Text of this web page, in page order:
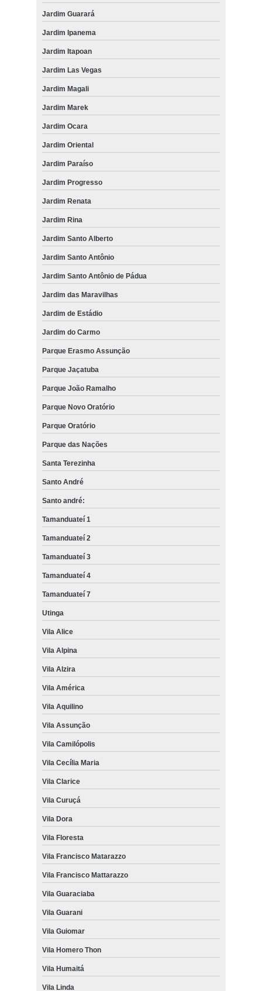
Jardim Guarará
Jardim Ipanema
Jardim Itapoan
Jardim Las Vegas
Jardim Magali
Jardim Marek
Jardim Ocara
Jardim Oriental
Jardim Paraíso
Jardim Progresso
Jardim Renata
Jardim Rina
Jardim Santo Alberto
Jardim Santo Antônio
Jardim Santo Antônio de Pádua
Jardim das Maravilhas
Jardim de Estádio
Jardim do Carmo
Parque Erasmo Assunção
Parque Jaçatuba
Parque João Ramalho
Parque Novo Oratório
Parque Oratório
Parque das Nações
Santa Terezinha
Santo André
Santo andré:
Tamanduateí 1
Tamanduateí 2
Tamanduateí 3
Tamanduateí 4
Tamanduateí 7
Utinga
Vila Alice
Vila Alpina
Vila Alzira
Vila América
Vila Aquilino
Vila Assunção
Vila Camilópolis
Vila Cecília Maria
Vila Clarice
Vila Curuçá
Vila Dora
Vila Floresta
Vila Francisco Matarazzo
Vila Francisco Mattarazzo
Vila Guaraciaba
Vila Guarani
Vila Guiomar
Vila Homero Thon
Vila Humaitá
Vila Linda